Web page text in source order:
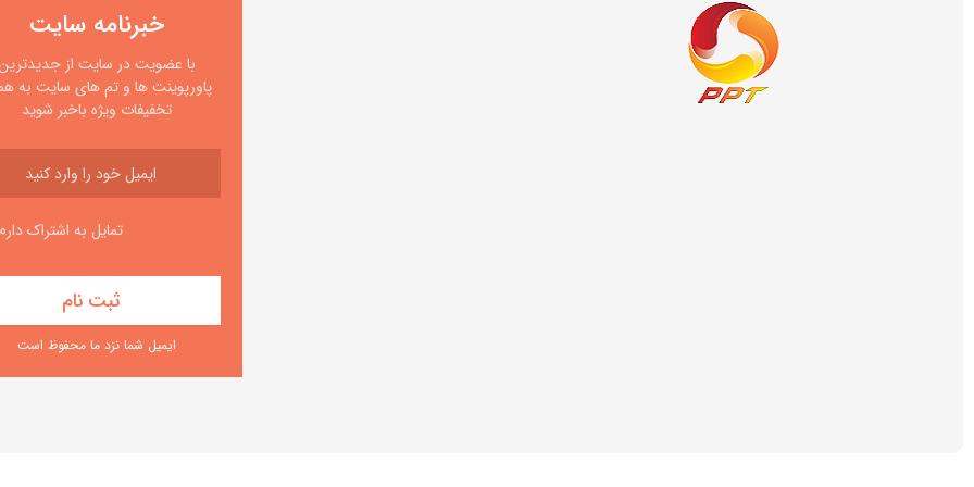
خبرنامه سایت
با عضویت در سایت از
پاورپوینت ها و تم های سایت به
تخفیفات ویژه باخبر شوید
تمایل به اشتراک
ایمیل شما نزد ما محفوظ است